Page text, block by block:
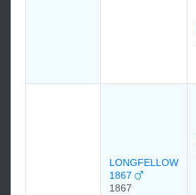
LONGFELLOW
1867
1867